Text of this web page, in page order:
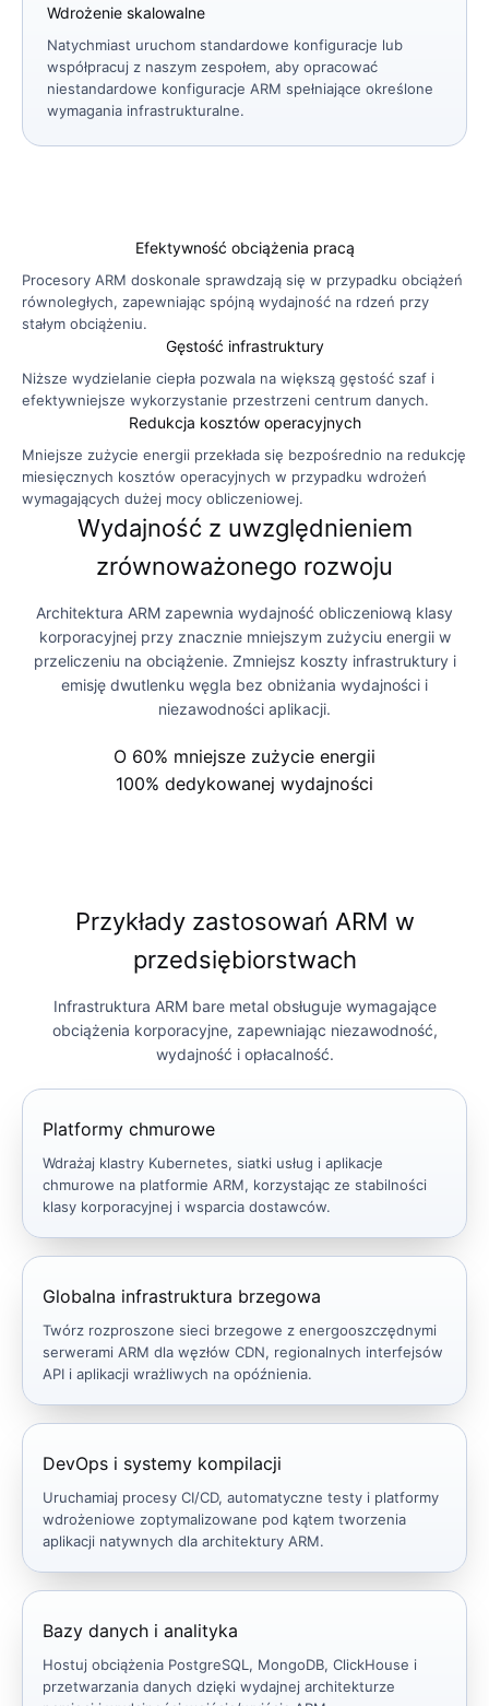
Wdrożenie skalowalne
Natychmiast uruchom standardowe konfiguracje lub
współpracuj z naszym zespołem, aby opracować
niestandardowe konfiguracje ARM spełniające określone
wymagania infrastrukturalne.
Efektywność obciążenia pracą
Procesory ARM doskonale sprawdzają się w przypadku obciążeń
równoległych, zapewniając spójną wydajność na rdzeń przy
stałym obciążeniu.
Gęstość infrastruktury
Niższe wydzielanie ciepła pozwala na większą gęstość szaf i
efektywniejsze wykorzystanie przestrzeni centrum danych.
Redukcja kosztów operacyjnych
Mniejsze zużycie energii przekłada się bezpośrednio na redukcję
miesięcznych kosztów operacyjnych w przypadku wdrożeń
wymagających dużej mocy obliczeniowej.
Wydajność z uwzględnieniem
zrównoważonego rozwoju
Architektura ARM zapewnia wydajność obliczeniową klasy
korporacyjnej przy znacznie mniejszym zużyciu energii w
przeliczeniu na obciążenie. Zmniejsz koszty infrastruktury i
emisję dwutlenku węgla bez obniżania wydajności i
niezawodności aplikacji.
O 60% mniejsze zużycie energii
100% dedykowanej wydajności
Przykłady zastosowań ARM w
przedsiębiorstwach
Infrastruktura ARM bare metal obsługuje wymagające
obciążenia korporacyjne, zapewniając niezawodność,
wydajność i opłacalność.
Platformy chmurowe
Wdrażaj klastry Kubernetes, siatki usług i aplikacje
chmurowe na platformie ARM, korzystając ze stabilności
klasy korporacyjnej i wsparcia dostawców.
Globalna infrastruktura brzegowa
Twórz rozproszone sieci brzegowe z energooszczędnymi
serwerami ARM dla węzłów CDN, regionalnych interfejsów
API i aplikacji wrażliwych na opóźnienia.
DevOps i systemy kompilacji
Uruchamiaj procesy CI/CD, automatyczne testy i platformy
wdrożeniowe zoptymalizowane pod kątem tworzenia
aplikacji natywnych dla architektury ARM.
Bazy danych i analityka
Hostuj obciążenia PostgreSQL, MongoDB, ClickHouse i
przetwarzania danych dzięki wydajnej architekturze